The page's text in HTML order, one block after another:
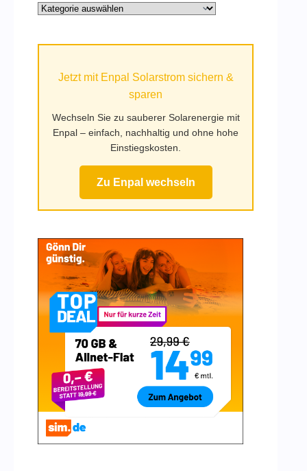
Alle
Jetzt mit Enpal Solarstrom sichern &
sparen
Wechseln Sie zu sauberer Solarenergie mit
Enpal – einfach, nachhaltig und ohne hohe
Einstiegskosten.
Zu Enpal wechseln